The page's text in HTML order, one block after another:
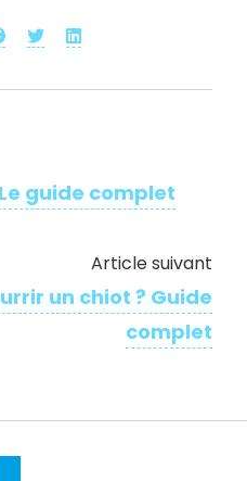
guide complet
Article suivant
un chiot ? Guide
complet